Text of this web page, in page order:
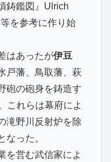
鋳鑑図』Ulrich
を参考に作り始
はあったが伊豆
戸藩、鳥取藩、萩
砲の砲身を鋳造す
これらは幕府によ
滝野川反射炉を除
なった。
を営む武信家によ